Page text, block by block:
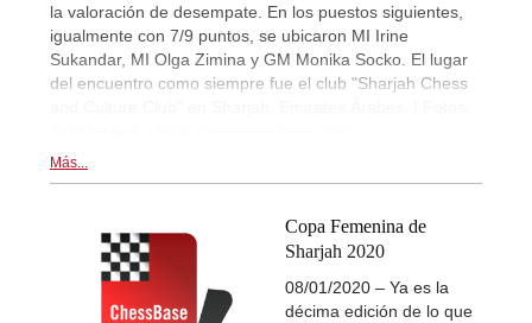
la valoración de desempate. En los puestos siguientes,
igualmente con 7/9 puntos, se ubicaron MI Irine
Sukandar, MI Olga Zimina y GM Monika Socko. El lugar
del encuentro como siempre fue el club "Sharjah Chess
Más...
Copa Femenina de
Sharjah 2020
08/01/2020 – Ya es la
décima edición de lo que